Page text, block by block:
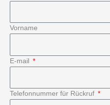
Vorname
E-mail
Telefonnummer für Rückruf